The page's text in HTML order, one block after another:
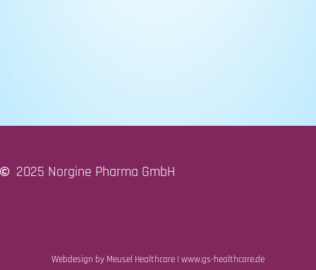
2025 Norgine Pharma GmbH
Webdesign by Meusel Healthcare | www.gs-healthcare.de